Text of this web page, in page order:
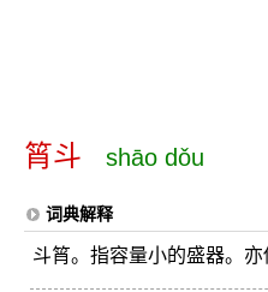
筲斗 shāo dǒu
词典解释
斗筲。指容量小的盛器。亦